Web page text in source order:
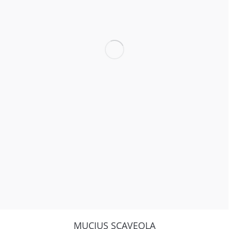
MUCIUS SCAVEOLA